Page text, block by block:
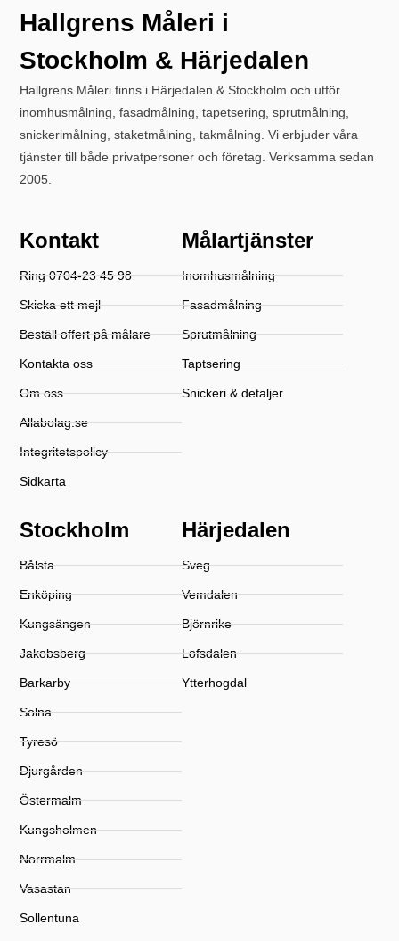
Hallgrens Måleri i
Stockholm & Härjedalen
Hallgrens Måleri finns i Härjedalen & Stockholm och utför
inomhusmålning, fasadmålning, tapetsering, sprutmålning,
snickerimålning, staketmålning, takmålning. Vi erbjuder våra
tjänster till både privatpersoner och företag. Verksamma sedan
2005.
Kontakt
Ring 0704-23 45 98
Skicka ett mejl
Beställ offert på målare
Kontakta oss
Om oss
Allabolag.se
Integritetspolicy
Sidkarta
Målartjänster
Inomhusmålning
Fasadmålning
Sprutmålning
Taptsering
Snickeri & detaljer
Stockholm
Bålsta
Enköping
Kungsängen
Jakobsberg
Barkarby
Solna
Tyresö
Djurgården
Östermalm
Kungsholmen
Norrmalm
Vasastan
Sollentuna
Härjedalen
Sveg
Vemdalen
Björnrike
Lofsdalen
Ytterhogdal